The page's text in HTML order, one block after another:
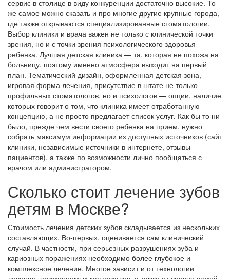
сервис в столице в виду конкуренции достаточно высокие. То
же самое можно сказать и про многие другие крупные города,
где также открываются специализированные стоматологии.
Выбор клиники и врача важен не только с клинической точки
зрения, но и с точки зрения психологического здоровья
ребенка. Лучшая детская клиника — та, которая не похожа на
больницу, поэтому именно атмосфера выходит на первый
план. Тематический дизайн, оформленная детская зона,
игровая форма лечения, присутствие в штате не только
профильных стоматологов, но и психологов — опции, наличие
которых говорит о том, что клиника имеет отработанную
концепцию, а не просто предлагает список услуг. Как бы то ни
было, прежде чем вести своего ребенка на прием, нужно
собрать максимум информации из доступных источников (сайт
клиники, независимые источники в интернете, отзывы
пациентов), а также по возможности лично пообщаться с
врачом или администратором.
Сколько стоит лечение зубов
детям в Москве?
Стоимость лечения детских зубов складывается из нескольких
составляющих. Во-первых, оценивается сам клинический
случай. В частности, при серьезных разрушениях зуба и
кариозных поражениях необходимо более глубокое и
комплексное лечение. Многое зависит и от технологии